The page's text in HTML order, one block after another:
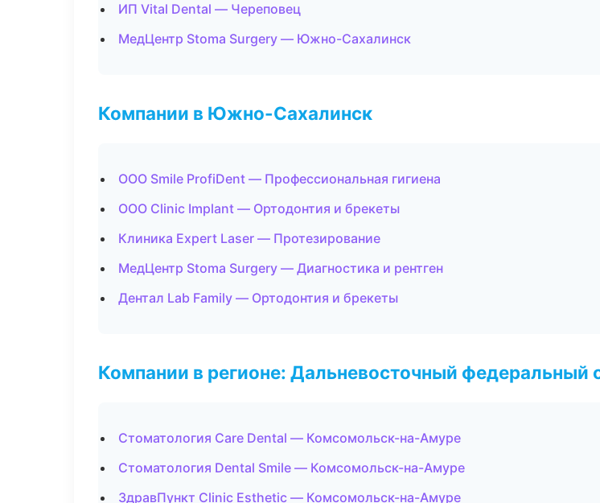
ИП Vital Dental — Череповец
МедЦентр Stoma Surgery — Южно-Сахалинск
Компании в Южно-Сахалинск
ООО Smile ProfiDent — Профессиональная гигиена
ООО Clinic Implant — Ортодонтия и брекеты
Клиника Expert Laser — Протезирование
МедЦентр Stoma Surgery — Диагностика и рентген
Дентал Lab Family — Ортодонтия и брекеты
Компании в регионе: Дальневосточный федеральный
Стоматология Care Dental — Комсомольск-на-Амуре
Стоматология Dental Smile — Комсомольск-на-Амуре
ЗдравПункт Clinic Esthetic — Комсомольск-на-Амуре